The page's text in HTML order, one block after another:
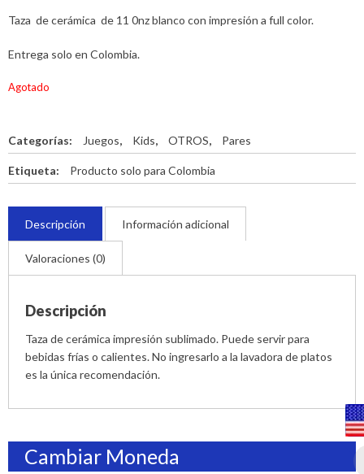
Taza de cerámica de 11 0nz blanco con impresión a full color.
Entrega solo en Colombia.
Agotado
Categorías: Juegos, Kids, OTROS, Pares
Etiqueta: Producto solo para Colombia
Descripción Información adicional
Valoraciones (0)
Descripción
Taza de cerámica impresión sublimado. Puede servir para
bebidas frías o calientes. No ingresarlo a la lavadora de platos
es la única recomendación.
Cambiar Moneda